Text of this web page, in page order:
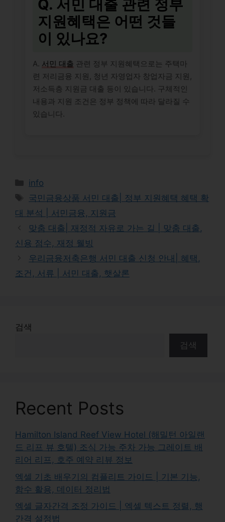
Q. 서민 대출 관련 정부
지원혜택은 어떤 것들
이 있나요?
A. 서민 대출 관련 정부 지원혜택으로는 주택마
련 저리금융 지원, 청년 자영업자 창업자금 지원,
저소득층 지원금 대출 등이 있습니다. 구체적인
내용과 지원 조건은 정부 정책에 따라 달라질 수
있습니다.
Categories
info
Tags
국민금융상품 서민 대출| 정부 지원혜택 혜택 확
대 분석 | 서민금융, 지원금
맞춤 대출| 재정적 자유로 가는 길 | 맞춤 대출,
신용 점수, 재정 웰빙
우리금융저축은행 서민 대출 신청 안내| 혜택,
조건, 서류 | 서민 대출, 햇살론
검색
검색
Recent Posts
Hamilton Island Reef View Hotel (해밀턴 아일랜
드 리프 뷰 호텔) 조식 가능 주차 가능 그레이트 배
리어 리프, 호주 예약 리뷰 정보
엑셀 기초 배우기의 컴플리트 가이드 | 기본 기능,
함수 활용, 데이터 정리법
엑셀 글자간격 조정 가이드 | 엑셀 텍스트 정렬, 행
간격 설정법